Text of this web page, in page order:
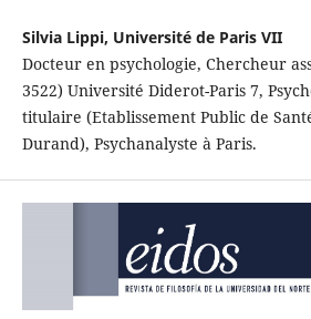
Silvia Lippi, Université de Paris VII
Docteur en psychologie, Chercheur
3522) Université Diderot-Paris 7,
titulaire (Etablissement Public de
Durand), Psychanalyste à Paris.